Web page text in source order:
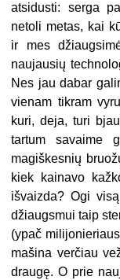
atsidusti: serga
netoli metas, kai
ir mes
naujausių
Nes jau dabar
vienam tikram
kuri, deja, turi
tartum savaime
magiškesnių
kiek kainavo
išvaizda? Ogi
džiaugsmui taip
(ypač
mašina verčiau
draugę. O prie